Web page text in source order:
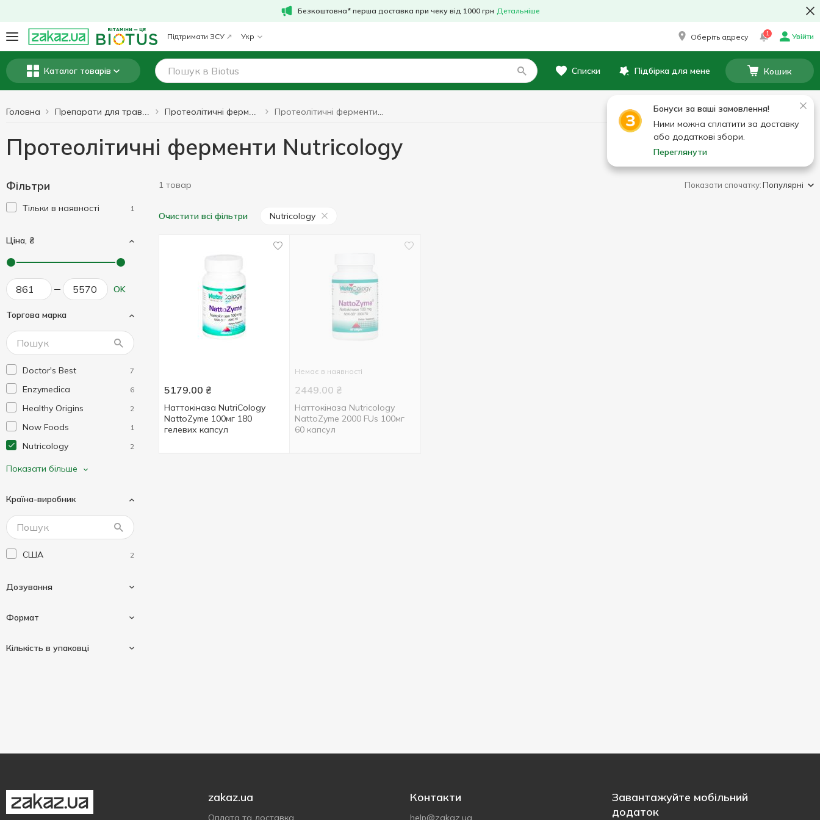
Безкоштовна* перша доставка при чеку від 1000 грн Детальніше
Підтримати ЗСУ Укр Оберіть адресу 1 Увійти
Каталог товарів Списки Підбірка для мене Кошик
Бонуси за ваші замовлення!
Ними можна сплатити за доставку
або додаткові збори.
Переглянути
Головна Протеолітичні ферменти Nutricology
Протеолітичні ферменти Nutricology
Фільтри
Тільки в наявності 1
Ціна, ₴
OK
Торгова марка
Doctor's Best 7
Enzymedica 6
Healthy Origins 2
Now Foods 1
Nutricology 2
Protocol for Life Balance
Показати більше
Країна-виробник
США 2
Дозування
100мг
Формат
Кількість в упаковці
1 товар Показати спочатку:Популярні
Очистити всі фільтри Nutricology
5179.00 ₴
Наттокіназа NutriCology
NattoZyme 100мг 180
гелевих капсул
Немає в наявності
2449.00 ₴
Наттокіназа Nutricology
NattoZyme 2000 FUs 100мг
60 капсул
zakaz.ua
Оплата та доставка
Контакти
help@zakaz.ua
Завантажуйте мобільний
додаток